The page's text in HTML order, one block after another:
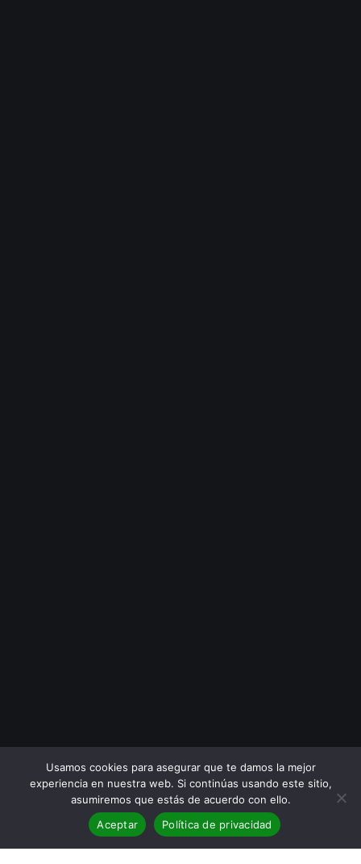
Usamos cookies para asegurar que te damos la mejor
experiencia en nuestra web. Si continúas usando este sitio,
asumiremos que estás de acuerdo con ello.
Aceptar
Política de privacidad